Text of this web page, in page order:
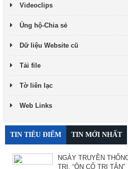
Videoclips
Ủng hộ-Chia sẻ
Dữ liệu Website cũ
Tải file
Tờ liên lạc
Web Links
TIN TIÊU ĐIỂM TIN MỚI NHẤT
NGÀY TRUYỀN
TRỊ. “ÔN CỐ TRI TÂN”